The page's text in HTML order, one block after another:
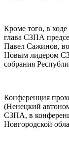
Кроме того, в
глава СЗПА
Павел Сажинов,
Новым лидером
собрания
Конференция
(Ненецкий
СЗПА, в
Новгородской